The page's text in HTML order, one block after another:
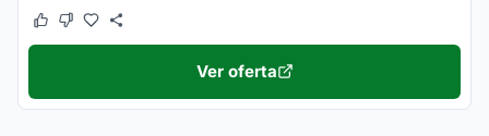
Este cupom funcionou
Este cupom não funcionou
Ver oferta